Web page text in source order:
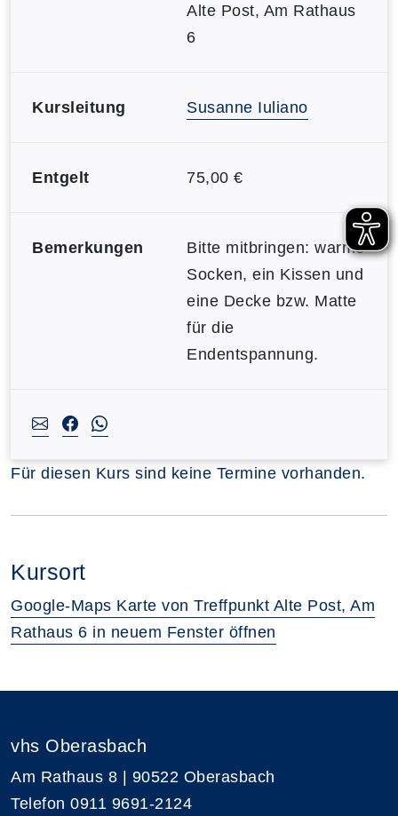
Alte Post, Am Rathaus
6
Kursleitung Susanne Iuliano
Entgelt 75,00 €
Bemerkungen
Bitte mitbringen: warme
Socken, ein Kissen und
eine Decke bzw. Matte
für die
Endentspannung.
Für diesen Kurs sind keine Termine vorhanden.
Kursort
Google-Maps Karte von Treffpunkt Alte Post, Am
Rathaus 6 in neuem Fenster öffnen
vhs Oberasbach
Am Rathaus 8 | 90522 Oberasbach
Telefon 0911 9691-2124